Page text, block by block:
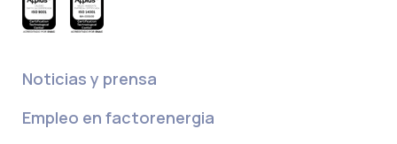
Noticias y prensa
Empleo en factorenergia